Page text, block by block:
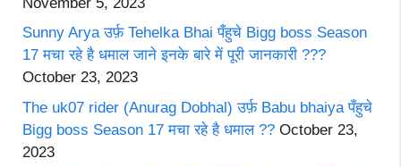
Sunny Arya उर्फ़ Tehelka Bhai पँहुचे Bigg boss Season
17 मचा रहे है धमाल जाने इनके बारे में पूरी जानकारी ???
October 23, 2023
The uk07 rider (Anurag Dobhal) उर्फ़ Babu bhaiya पँहुचे
Bigg boss Season 17 मचा रहे है धमाल ?? October 23,
2023